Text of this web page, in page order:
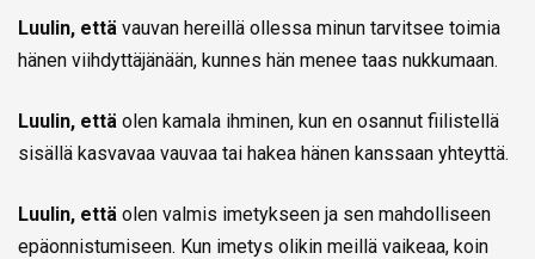
Luulin, että vauvan hereillä ollessa minun tarvitsee toimia
hänen viihdyttäjänään, kunnes hän menee taas nukkumaan.
Luulin, että olen kamala ihminen, kun en osannut fiilistellä
sisällä kasvavaa vauvaa tai hakea hänen kanssaan yhteyttä.
Luulin, että olen valmis imetykseen ja sen mahdolliseen
epäonnistumiseen. Kun imetys olikin meillä vaikeaa, koin